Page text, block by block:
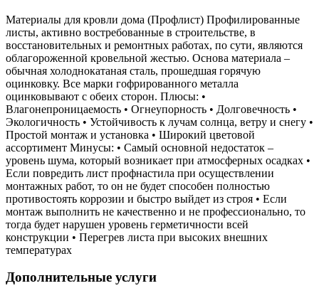
Материалы для кровли дома (Профлист) Профилированные
листы, активно востребованные в строительстве, в
восстановительных и ремонтных работах, по сути, являются
облагороженной кровельной жестью. Основа материала –
обычная холоднокатаная сталь, прошедшая горячую
оцинковку. Все марки гофрированного металла
оцинковывают с обеих сторон. Плюсы: •
Влагонепроницаемость • Огнеупорность • Долговечность •
Экологичность • Устойчивость к лучам солнца, ветру и снегу •
Простой монтаж и установка • Широкий цветовой
ассортимент Минусы: • Самый основной недостаток –
уровень шума, который возникает при атмосферных осадках •
Если повредить лист профнастила при осуществлении
монтажных работ, то он не будет способен полностью
противостоять коррозии и быстро выйдет из строя • Если
монтаж выполнить не качественно и не профессионально, то
тогда будет нарушен уровень герметичности всей
конструкции • Перегрев листа при высоких внешних
температурах
Дополнительные услуги